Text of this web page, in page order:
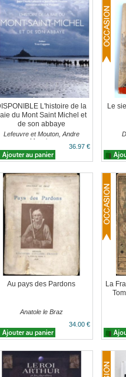
L'histoire de la
du Mont Saint Michel et
de son abbaye
Lefeuvre et Mouton, Andre
Mauxion
36.97 €
Le
Au pays des Pardons
Anatole le Braz
34.00 €
La